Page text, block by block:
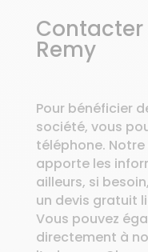
Remy
Pour bénéficier
société, vous
téléphone.
apporte les
ailleurs, si
un devis gratuit
Vous pouvez
directement à